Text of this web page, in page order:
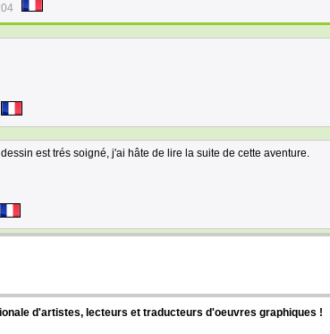
est trés soigné, j'ai hâte de lire la suite de cette aventure.
d'artistes, lecteurs et traducteurs d'oeuvres graphiques !